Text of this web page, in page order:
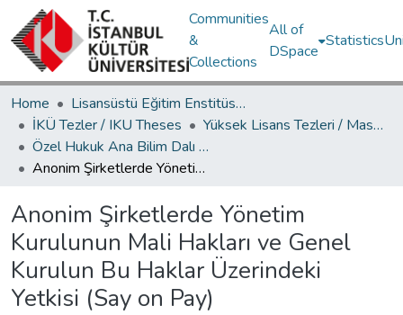
Communities
&
Collections
All of
DSpace
Statistics
Home
Lisansüstü Eğitim Enstitüsü / Postgraduate Education Institute
İKÜ Tezler / IKU Theses
Yüksek Lisans Tezleri / Master's Theses
Özel Hukuk Ana Bilim Dalı / Department of Private Law
Anonim Şirketlerde Yönetim Kurulunun Mali Hakları ve Genel Kurulun Bu Haklar Üzerindeki Yetkisi (Say on Pay)
Anonim Şirketlerde Yönetim
Kurulunun Mali Hakları ve Genel
Kurulun Bu Haklar Üzerindeki
Yetkisi (Say on Pay)